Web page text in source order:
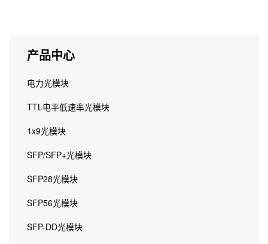
产品中心
电力光模块
TTL电平低速率光模块
1x9光模块
SFP/SFP+光模块
SFP28光模块
SFP56光模块
SFP-DD光模块